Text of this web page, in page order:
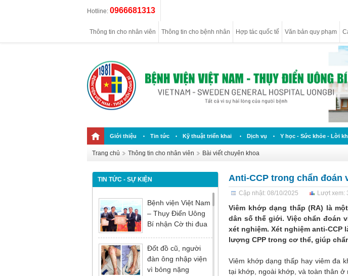
Hotline: 0966681313
Thông tin cho nhân viên Thông tin cho bệnh nhân Hợp tác quốc tế Văn bản quy phạm
Giới thiệu Tin tức Kỹ thuật triển khai Dịch vụ Y học - Sức khỏe - Lời
Trang chủ Thông tin cho nhân viên Bài viết chuyên khoa
TIN TỨC - SỰ KIỆN
Bệnh viện Việt Nam
– Thụy Điển Uông
Bí nhận Cờ thi đua
năm 2025 của
Đảng ủy - Ủy ban
nhân dân Tỉnh
Đốt đồ cũ, người
đàn ông nhập viện
vì bỏng nặng
Anti-CCP trong chẩn đoán
Cập nhật: 08/10/2025 Lượt xem:
Viêm khớp dạng thấp (RA) là
dân số thế giới. Việc chẩn đoán
xét nghiệm. Xét nghiệm anti-
lượng CPP trong cơ thể, giúp
Viêm khớp dạng thấp hay viêm đa
tại khớp, ngoài khớp, và toàn thân ở